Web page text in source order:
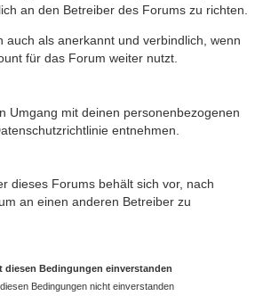
an den Betreiber des Forums zu richten.
auch als anerkannt und verbindlich, wenn
für das Forum weiter nutzt.
Umgang mit deinen personenbezogenen
entnehmen.
dieses Forums behält sich vor, nach
an einen anderen Betreiber zu